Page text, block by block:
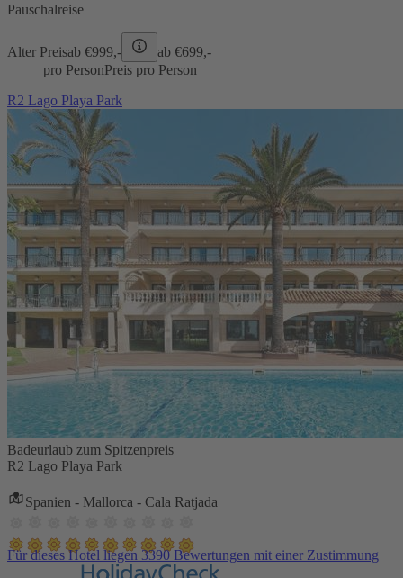
Pauschalreise
Alter Preisab €999,- ab €699,-
pro PersonPreis pro Person
R2 Lago Playa Park
Badeurlaub zum Spitzenpreis
R2 Lago Playa Park
Spanien - Mallorca - Cala Ratjada
Für dieses Hotel liegen 3390 Bewertungen mit einer Zustimmung